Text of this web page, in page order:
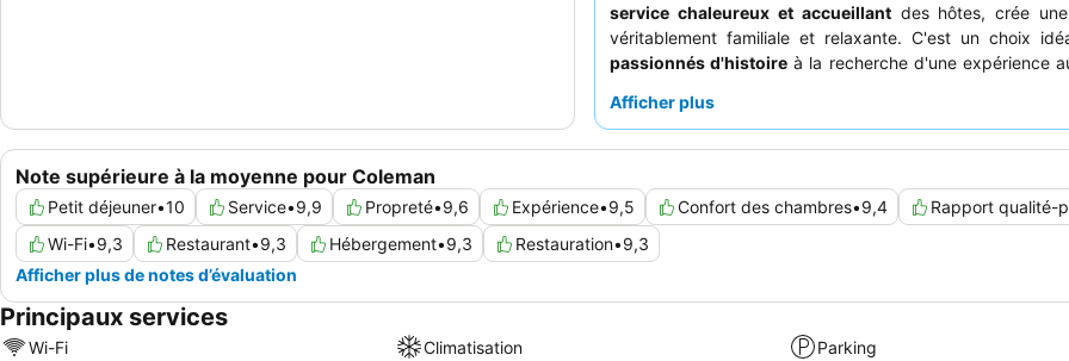
service chaleureux et accueillantdes hôtes, crée une
véritablement familiale et relaxante. C'est un choix
passionnés d'histoire à la recherche d'une expérience
familles qui apprécient les hébergements
de votre visite, il est fortement conseillé aux clients de
emploi du temps afin de savourer le petit-déjeuner
d'explorer le charmant quartier historique de Coleman,
accessible depuis l'établissement.
Afficher plus
Note supérieure à la moyenne pour Coleman
Petit déjeuner•10 Service•9,9 Propreté•9,6 Expérience•9,5 Confort des chambres•9,4 Rapport qualité-
Wi-Fi•9,3 Restaurant•9,3 Hébergement•9,3 Restauration•9,3
Afficher plus de notes d’évaluation
Principaux services
Wi-Fi Climatisation Parking